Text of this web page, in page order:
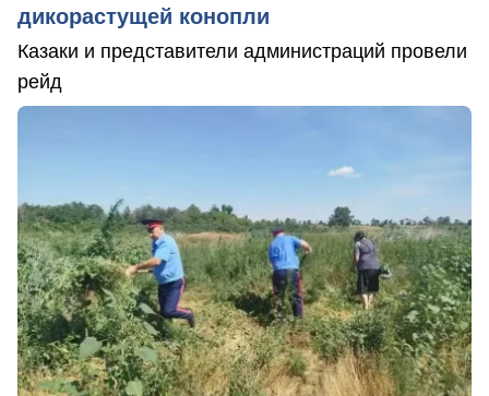
дикорастущей конопли
Казаки и представители администраций провели
рейд